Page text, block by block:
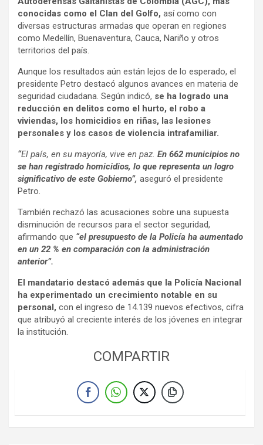
conocidas como el Clan del Golfo, así como con
diversas estructuras armadas que operan en regiones
como Medellín, Buenaventura, Cauca, Nariño y otros
territorios del país.
Aunque los resultados aún están lejos de lo esperado, el
presidente Petro destacó algunos avances en materia de
seguridad ciudadana. Según indicó, se ha logrado una
reducción en delitos como el hurto, el robo a
viviendas, los homicidios en riñas, las lesiones
personales y los casos de violencia intrafamiliar.
“El país, en su mayoría, vive en paz. En 662 municipios no
se han registrado homicidios, lo que representa un logro
significativo de este Gobierno”, aseguró el presidente
Petro.
También rechazó las acusaciones sobre una supuesta
disminución de recursos para el sector seguridad,
afirmando que “el presupuesto de la Policía ha aumentado
en un 22 % en comparación con la administración
anterior”.
El mandatario destacó además que la Policía Nacional
ha experimentado un crecimiento notable en su
personal, con el ingreso de 14.139 nuevos efectivos, cifra
que atribuyó al creciente interés de los jóvenes en integrar
la institución.
COMPARTIR